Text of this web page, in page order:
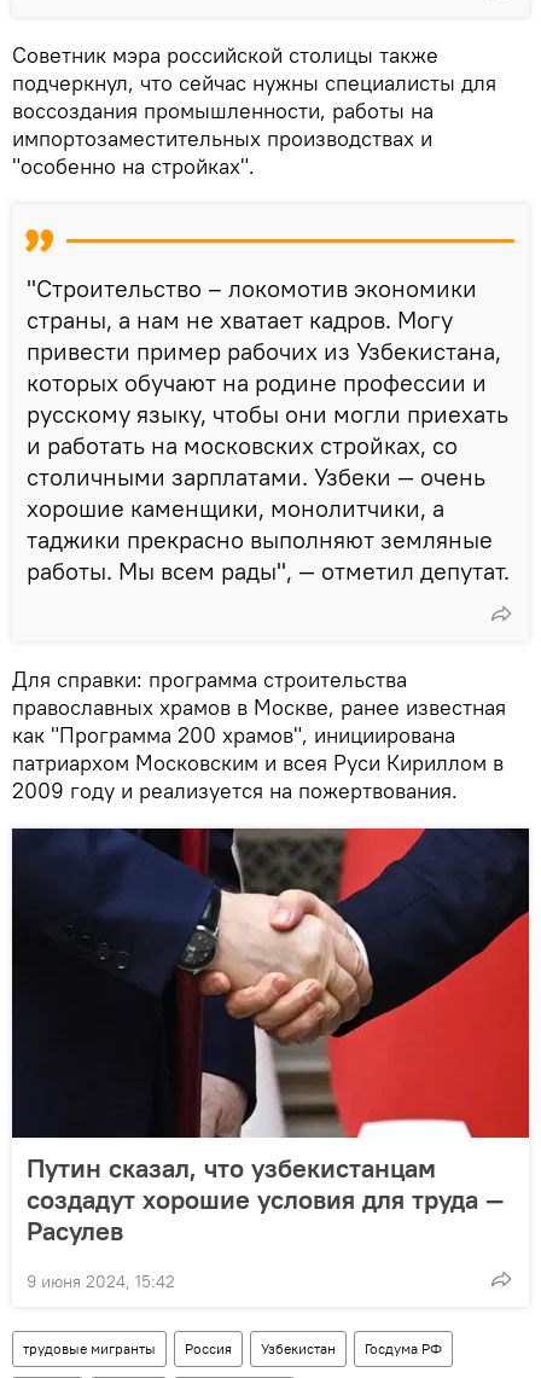
Советник мэра российской столицы также
подчеркнул, что сейчас нужны специалисты для
воссоздания промышленности, работы на
импортозаместительных производствах и
"особенно на стройках".
"Строительство – локомотив экономики
страны, а нам не хватает кадров. Могу
привести пример рабочих из Узбекистана,
которых обучают на родине профессии и
русскому языку, чтобы они могли приехать
и работать на московских стройках, со
столичными зарплатами. Узбеки — очень
хорошие каменщики, монолитчики, а
таджики прекрасно выполняют земляные
работы. Мы всем рады", — отметил депутат.
Для справки: программа строительства
православных храмов в Москве, ранее известная
как "Программа 200 храмов", инициирована
патриархом Московским и всея Руси Кириллом в
2009 году и реализуется на пожертвования.
Путин сказал, что узбекистанцам
создадут хорошие условия для труда —
Расулев
9 июня 2024, 15:42
трудовые мигранты Россия Узбекистан Госдума РФ